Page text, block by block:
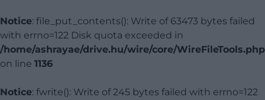
Notice: file_put_contents(): Write of 63473 bytes failed
with errno=122 Disk quota exceeded in
/home/ashrayae/drive.hu/wire/core/WireFileTools.php
on line 1136
Notice: fwrite(): Write of 245 bytes failed with errno=122